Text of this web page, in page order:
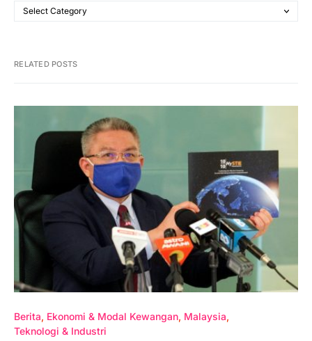
RELATED POSTS
Berita Ekonomi & Modal Kewangan Malaysia
Teknologi & Industri